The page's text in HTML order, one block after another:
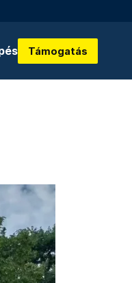
Támogatás